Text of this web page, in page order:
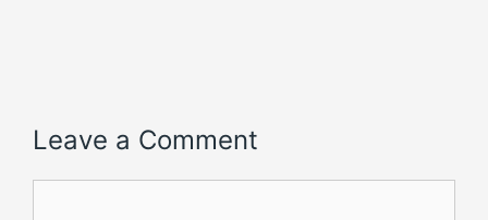
Leave a Comment